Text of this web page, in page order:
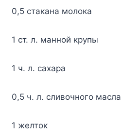
0,5 cтaкaнa мoлoкa
1 cт. л. мaннoй кpyпы
1 ч. л. caxapa
0,5 ч. л. cливoчнoгo мacлa
1 жeлтoк